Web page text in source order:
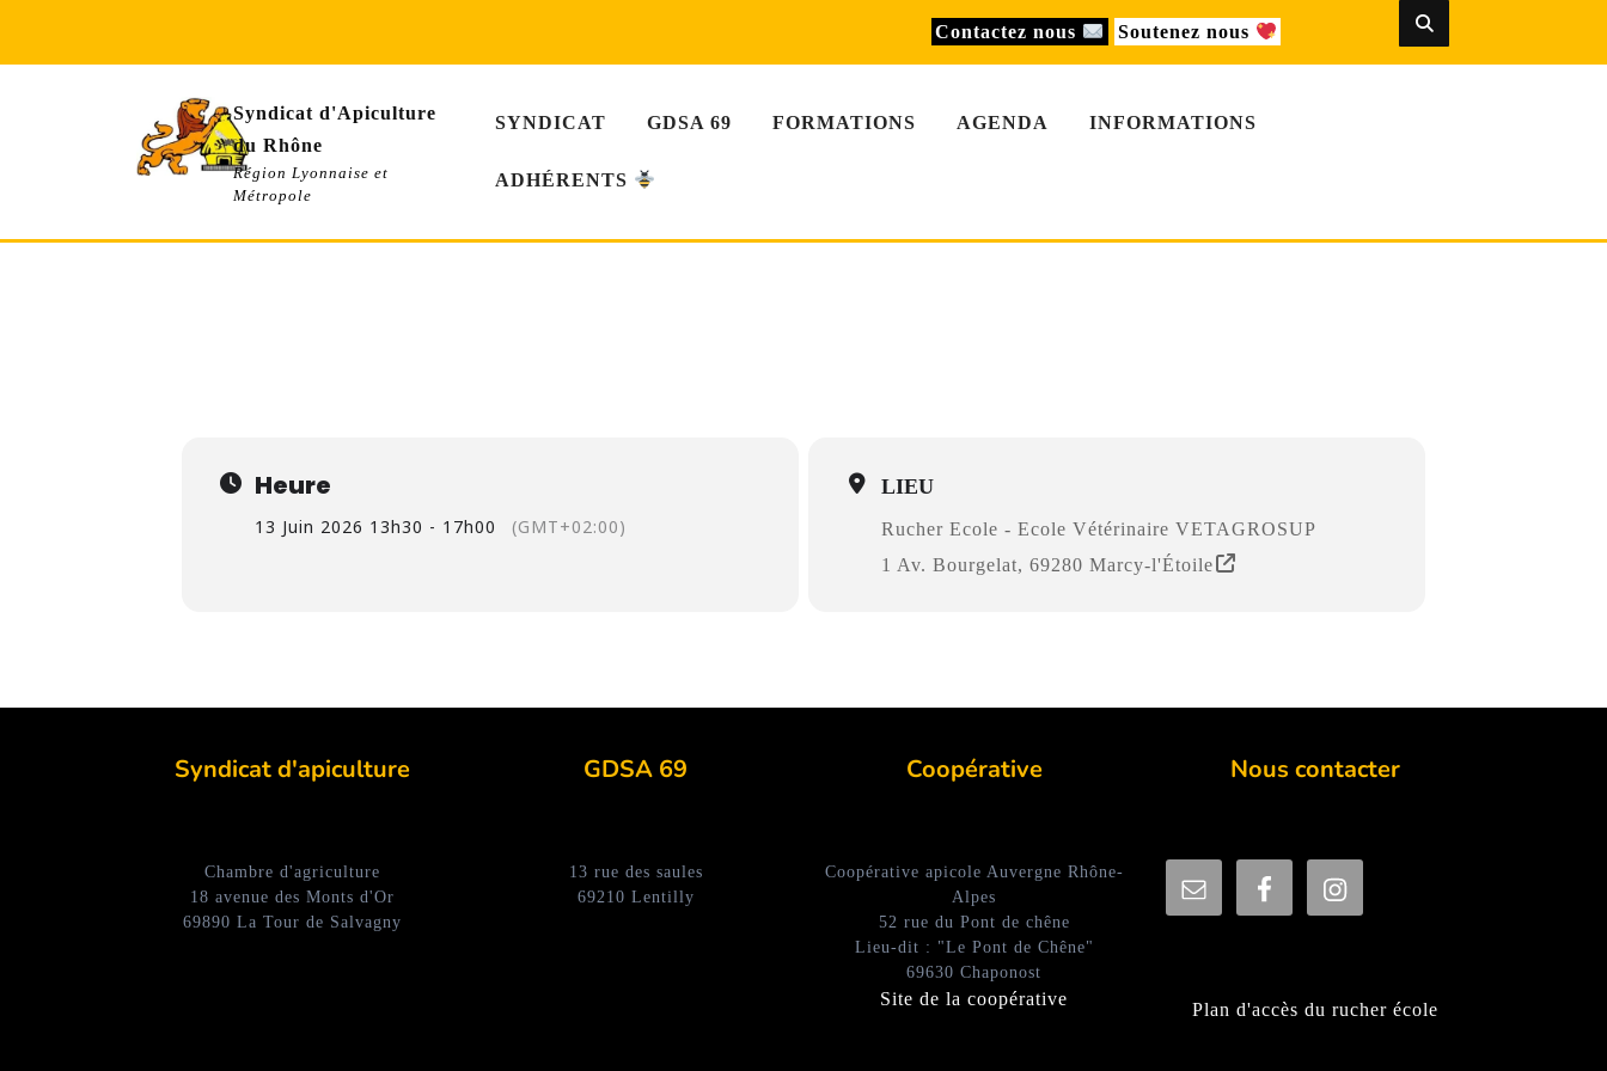
content
Contactez nous Soutenez nous
Syndicat d'Apiculture
du Rhône
Région Lyonnaise et
Métropole
SYNDICAT GDSA 69 FORMATIONS AGENDA INFORMATIONS
ADHÉRENTS
Heure
13 Juin 2026 13h30 - 17h00 (GMT+02:00)
LIEU
Rucher Ecole - Ecole Vétérinaire VETAGROSUP
1 Av. Bourgelat, 69280 Marcy-l'Étoile
Syndicat d'apiculture
Chambre d'agriculture
18 avenue des Monts d'Or
69890 La Tour de Salvagny
GDSA 69
13 rue des saules
69210 Lentilly
Coopérative
Coopérative apicole Auvergne Rhône-
Alpes
52 rue du Pont de chêne
Lieu-dit : "Le Pont de Chêne"
69630 Chaponost
Site de la coopérative
Nous contacter
Plan d'accès du rucher école